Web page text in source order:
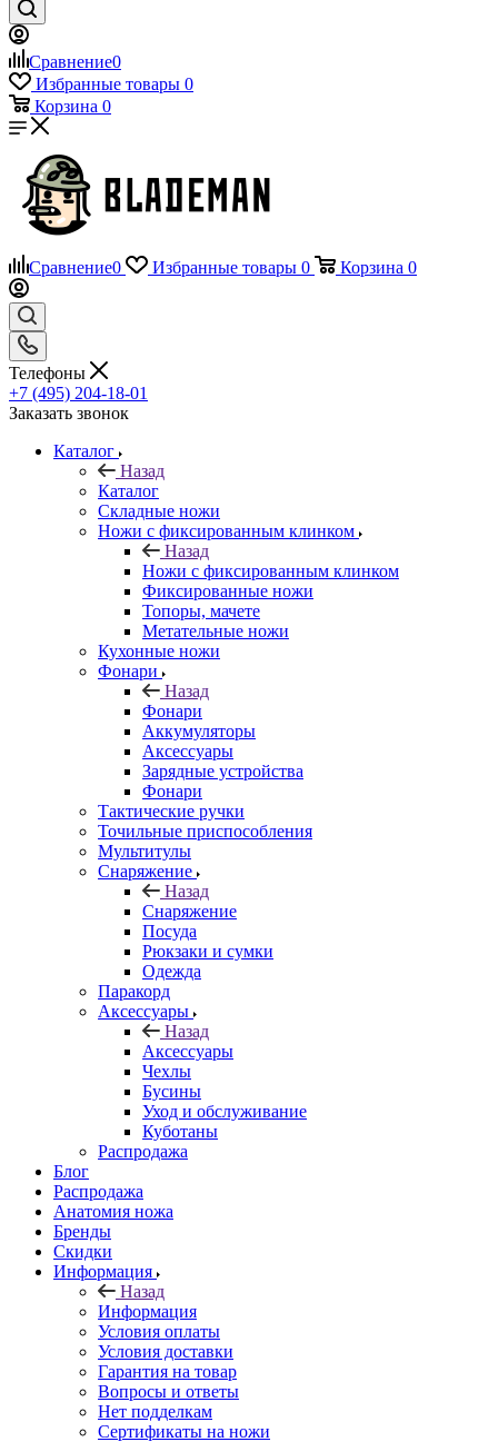
Сравнение0
Избранные товары 0
Корзина 0
Сравнение0 Избранные товары 0 Корзина 0
Телефоны
+7 (495) 204-18-01
Заказать звонок
Каталог
Назад
Каталог
Складные ножи
Ножи с фиксированным клинком
Назад
Ножи с фиксированным клинком
Фиксированные ножи
Топоры, мачете
Метательные ножи
Кухонные ножи
Фонари
Назад
Фонари
Аккумуляторы
Аксессуары
Зарядные устройства
Фонари
Тактические ручки
Точильные приспособления
Мультитулы
Снаряжение
Назад
Снаряжение
Посуда
Рюкзаки и сумки
Одежда
Паракорд
Аксессуары
Назад
Аксессуары
Чехлы
Бусины
Уход и обслуживание
Куботаны
Распродажа
Блог
Распродажа
Анатомия ножа
Бренды
Скидки
Информация
Назад
Информация
Условия оплаты
Условия доставки
Гарантия на товар
Вопросы и ответы
Нет подделкам
Сертификаты на ножи